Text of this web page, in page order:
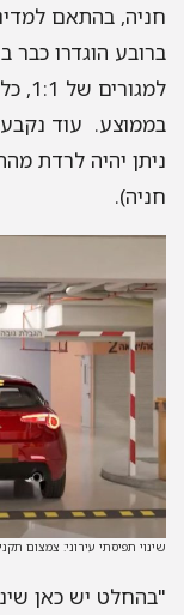
חניה, בהתאם
ברובע הוגדרו
בממוצע. עוד נקבע
חניה).
שינוי תפיסתי עירוני: צמצום
"בהחלט יש כאן